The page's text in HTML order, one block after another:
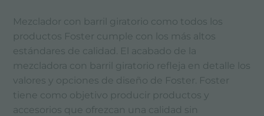
Mezclador con barril giratorio como todos los
productos Foster cumple con los más altos
estándares de calidad. El acabado de la
mezcladora con barril giratorio refleja en detalle los
valores y opciones de diseño de Foster. Foster
tiene como objetivo producir productos y
accesorios que ofrezcan una calidad sin